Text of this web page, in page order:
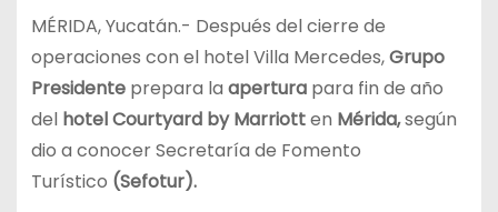
MÉRIDA, Yucatán.- Después del cierre de
operaciones con el hotel Villa Mercedes,Grupo
Presidenteprepara la aperturapara fin de año
del hotel Courtyard by Marriotten Mérida,según
dio a conocer Secretaría de Fomento
Turístico (Sefotur).